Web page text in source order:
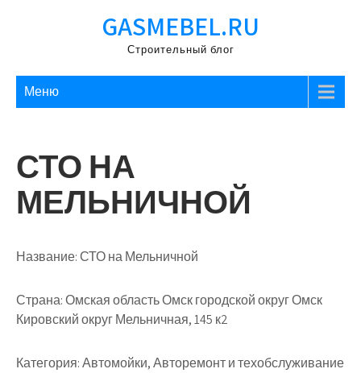
GASMEBEL.RU
Строительный блог
Меню
СТО НА
МЕЛЬНИЧНОЙ
Название:СТО на Мельничной
Страна:Омская область Омск городской округ Омск
Кировский округ Мельничная, 145 к2
Категория:Автомойки, Авторемонт и техобслуживание